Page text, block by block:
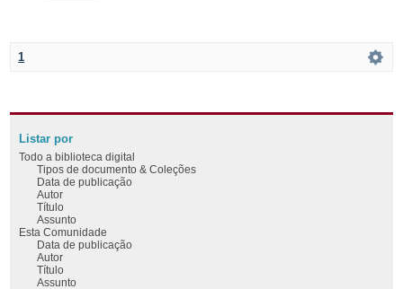
1
Listar por
Todo a biblioteca digital
Tipos de documento & Coleções
Data de publicação
Autor
Título
Assunto
Esta Comunidade
Data de publicação
Autor
Título
Assunto